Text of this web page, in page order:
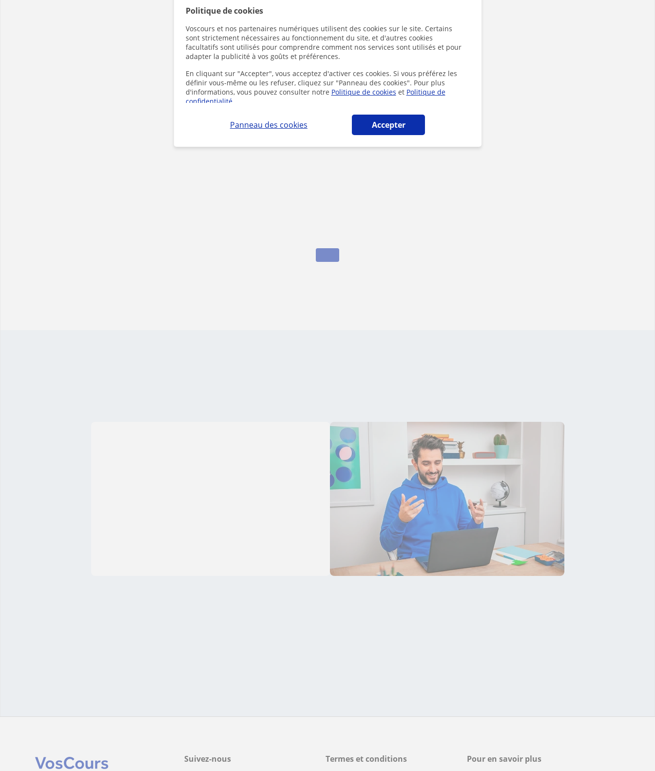
Politique de cookies
Voscours et nos partenaires numériques utilisent des cookies sur le site. Certains
sont strictement nécessaires au fonctionnement du site, et d'autres cookies
facultatifs sont utilisés pour comprendre comment nos services sont utilisés et pour
adapter la publicité à vos goûts et préférences.
En cliquant sur "Accepter", vous acceptez d'activer ces cookies. Si vous préférez les
définir vous-même ou les refuser, cliquez sur "Panneau des cookies". Pour plus
d'informations, vous pouvez consulter notre Politique de cookies et Politique de
confidentialité.
Panneau des cookies Accepter
Suivez-nous Termes et conditions Pour en savoir plus